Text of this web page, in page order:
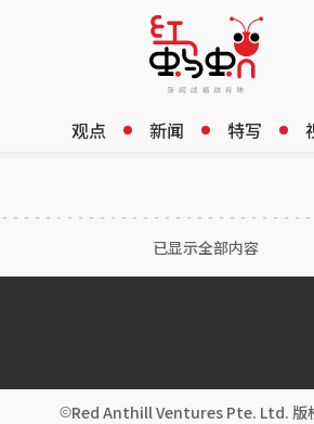
观点 新闻 特写
已显示全部内容
Red Anthill Ventures Pte. Ltd. 版